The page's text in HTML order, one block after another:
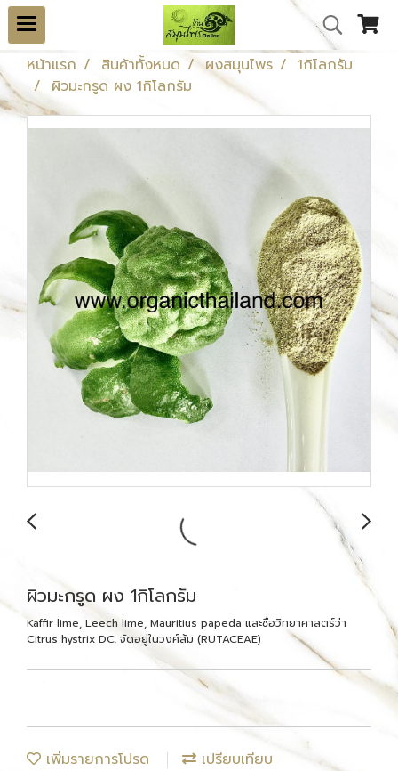
หน้าแรก สินค้าทั้งหมด ผงสมุนไพร
1กิโลกรัม
ผิวมะกรูด ผง 1กิโลกรัม
ผิวมะกรูด ผง 1กิโลกรัม
Kaffir lime, Leech lime, Mauritius papeda และชื่อวิทยาศาสตร์ว่า
Citrus hystrix DC. จัดอยู่ในวงศ์ส้ม (RUTACEAE)
เพิ่มรายการโปรด เปรียบเทียบ